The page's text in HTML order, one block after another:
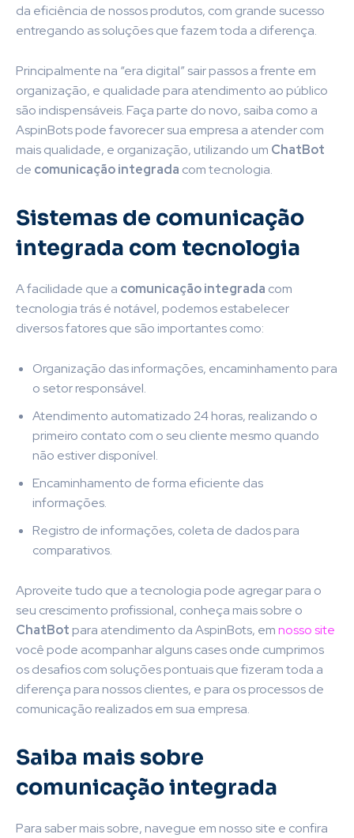
da eficiência de nossos produtos, com grande sucesso
entregando as soluções que fazem toda a diferença.
Principalmente na “era digital” sair passos a frente em
organização, e qualidade para atendimento ao público
são indispensáveis. Faça parte do novo, saiba como a
AspinBots pode favorecer sua empresa a atender com
mais qualidade, e organização, utilizando um ChatBot
de comunicação integrada com tecnologia.
Sistemas de comunicação
integrada com tecnologia
A facilidade que a comunicação integrada com
tecnologia trás é notável, podemos estabelecer
diversos fatores que são importantes como:
Organização das informações, encaminhamento para
o setor responsável.
Atendimento automatizado 24 horas, realizando o
primeiro contato com o seu cliente mesmo quando
não estiver disponível.
Encaminhamento de forma eficiente das
informações.
Registro de informações, coleta de dados para
comparativos.
Aproveite tudo que a tecnologia pode agregar para o
seu crescimento profissional, conheça mais sobre o
ChatBot para atendimento da AspinBots, emnosso site
você pode acompanhar alguns cases onde cumprimos
os desafios com soluções pontuais que fizeram toda a
diferença para nossos clientes, e para os processos de
comunicação realizados em sua empresa.
Saiba mais sobre
comunicação integrada
Para saber mais sobre, navegue em nosso site e confira